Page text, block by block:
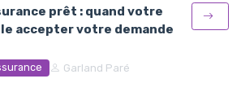
prêt : quand votre
accepter votre demande
Garland Paré